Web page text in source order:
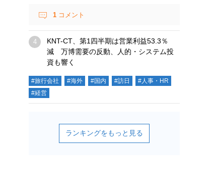
1 コメント
KNT-CT、第1四半期は営業利益53.3％
減 万博需要の反動、人的・システム投
資も響く
#旅行会社 #海外 #国内 #訪日
#人事・HR
#経営